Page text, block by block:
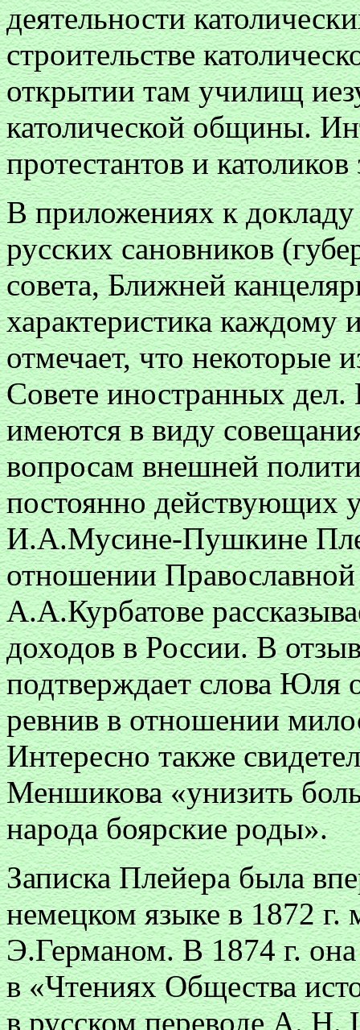
деятельности
строительстве
открытии там училищ
католической общины.
протестантов и
В приложениях к докладу
русских сановников
совета, Ближней
характеристика каждому
отмечает, что некоторые
Совете иностранных дел.
имеются в виду
вопросам внешней
постоянно действующих
И.А.Мусине-Пушкине
отношении
А.А.Курбатове
доходов в России. В
подтверждает слова Юля
ревнив в отношении
Интересно также
Меншикова «унизить
народа боярские роды».
Записка Плейера была
немецком языке в 1872
Э.Германом. В 1874 г.
в «Чтениях Общества
в русском переводе А.